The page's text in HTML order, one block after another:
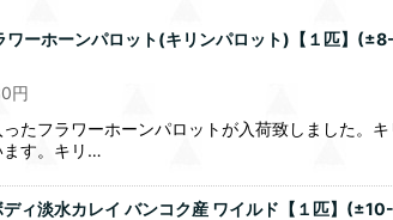
ワーホーンパロット(キリンパロット)【１匹】
円
たフラワーホーンパロットが入荷致しました。
ます。キリ…
ディ淡水カレイ バンコク産 ワイルド【１匹】